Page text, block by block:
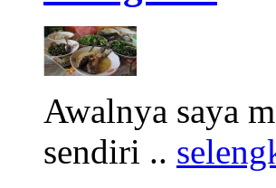
Awalnya saya
sendiri ..